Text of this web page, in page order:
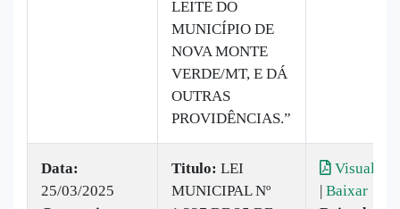
LEITE DO
MUNICÍPIO DE
NOVA MONTE
VERDE/MT, E DÁ
OUTRAS
PROVIDÊNCIAS.”
Data:
25/03/2025
Titulo: LEI
MUNICIPAL Nº
Visualizar
| Baixar